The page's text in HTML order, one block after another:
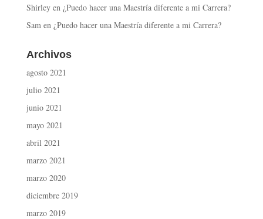
Shirleyen ¿Puedo hacer una Maestría diferente a mi Carrera?
Sam en ¿Puedo hacer una Maestría diferente a mi Carrera?
Archivos
agosto 2021
julio 2021
junio 2021
mayo 2021
abril 2021
marzo 2021
marzo 2020
diciembre 2019
marzo 2019